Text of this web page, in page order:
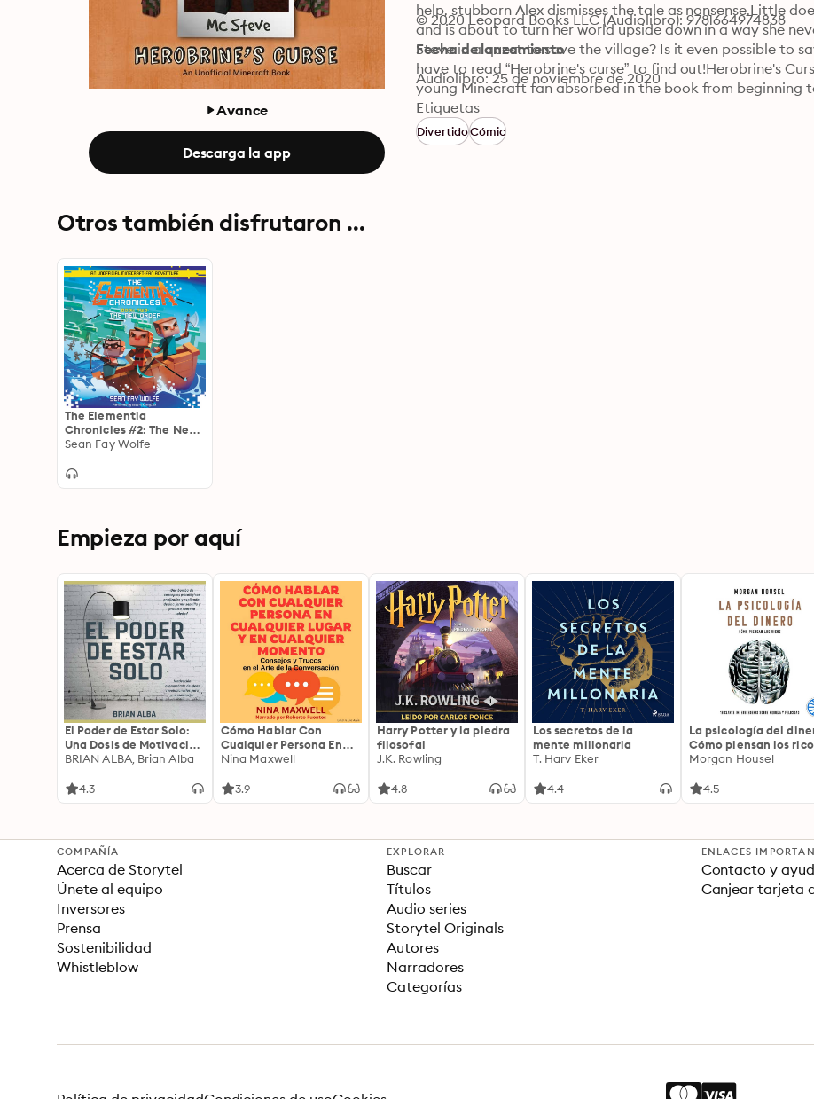
Avance
Descarga la app
help, stubborn Alex dismisses the tale as nonsense.Little
and is about to turn her world upside down in a way she
Steve in a quest to save the village? Is it even possible to
have to read “Herobrine's curse” to find out!Herobrine's
young Minecraft fan absorbed in the book from beginning
© 2020 Leopard Books LLC (Audiolibro): 9781664974838
Fecha de lanzamiento
Audiolibro: 25 de noviembre de 2020
Etiquetas
DivertidoCómic
Otros también disfrutaron ...
The Elementia
Chronicles #2: The New
Order: An Unofficial
Adventure
Sean Fay Wolfe
Empieza por aquí
El Poder de Estar Solo:
Una Dosis de Motivación
Acompañada de Ideas
una Vida Mejor
BRIAN ALBA, Brian Alba
4.3
Cómo Hablar Con
Cualquier Persona En
Cualquier Lugar Y En
Nina Maxwell
3.9
Harry Potter y la piedra
filosofal
J.K. Rowling
4.8
Los secretos de la
mente millonaria
T. Harv Eker
4.4
La psicología del
Cómo piensan los
18 claves
Morgan Housel
4.5
COMPAÑÍA
Acerca de Storytel
Únete al equipo
Inversores
Prensa
Sostenibilidad
Whistleblow
EXPLORAR
Buscar
Títulos
Audio series
Storytel Originals
Autores
Narradores
Categorías
ENLACES
Contacto y
Canjear tarjeta